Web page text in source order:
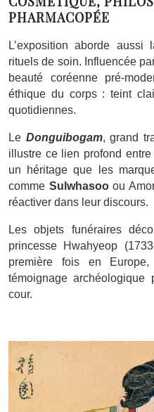
PHARMACOPÉE
L’exposition aborde
rituels de soin. Influencée
beauté coréenne pré-
éthique du corps : teint
quotidiennes.
Le Donguibogam, grand
illustre ce lien profond
un héritage que les
comme Sulwhasooou
réactiver dans leur discours.
Les objets funéraires
princesse Hwahyeop
première fois en
témoignage
cour.